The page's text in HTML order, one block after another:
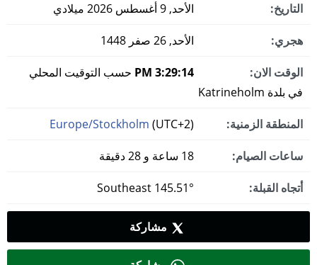
التاريخ: الأحد, 9 أغسطس 2026 ميلادي
هجري: الأحد, 26 صفر 1448
الوقت الان: 3:29:15 PM
حسب التوقيت المحلي
في بلدة Katrineholm
المنطقة الزمنية: Europe/Stockholm (UTC+2)
ساعات الصيام:
أتجاه القبلة:
مشاركة